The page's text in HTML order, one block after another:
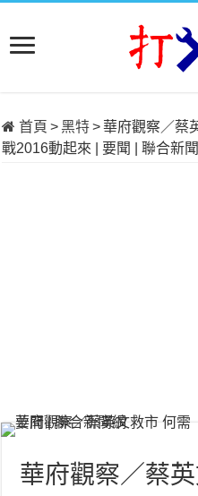
首頁 > 黑特>華府觀察／蔡
戰2016動起來 | 要聞 | 聯合新
華府觀察／蔡